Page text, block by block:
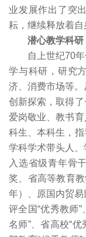
业发展作出了突
耘，继续释放着自
潜心教学科
自上世纪70
学与科研，研究
济、消费市场等。
创新探索，取得
爱岗敬业、教书
科生、本科生，
学科学术带头人
入选省级青年骨
奖、省高等教育
年）、原国内贸
评全国“优秀教师”
名师”、省高校“